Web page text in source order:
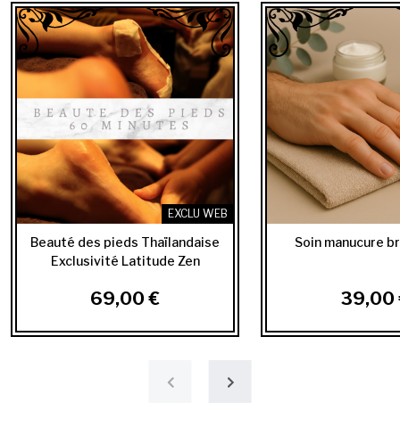
EXCLU WEB
Beauté des pieds Thaïlandaise
Exclusivité Latitude Zen
69,00 €
Soin manucure
39,00